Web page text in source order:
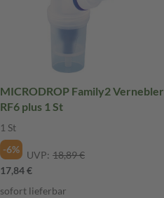
MICRODROP Family2 Vernebler
RF6 plus 1 St
1 St
-6%
UVP: 18,89 €
17,84 €
sofort lieferbar